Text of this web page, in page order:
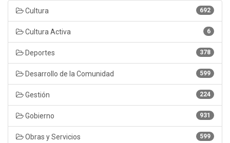
692
Cultura
6
Cultura Activa
378
Deportes
599
Desarrollo de la Comunidad
224
Gestión
931
Gobierno
599
Obras y Servicios